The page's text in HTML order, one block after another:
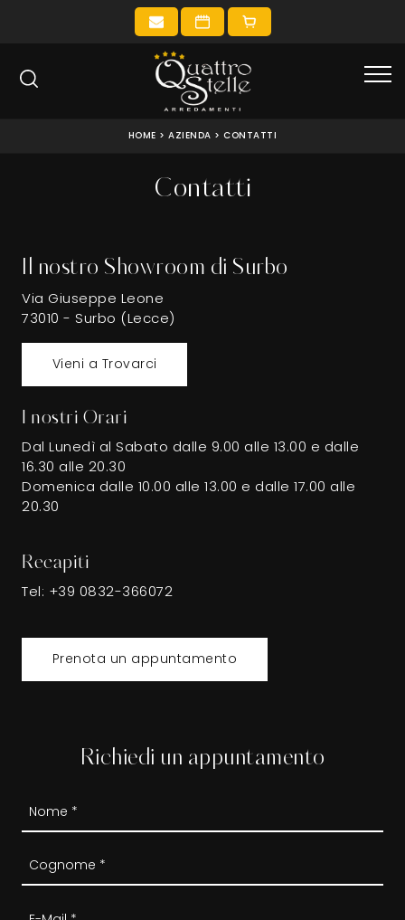
HOME >AZIENDA >CONTATTI
Contatti
Il nostro Showroom di Surbo
Via Giuseppe Leone
73010 - Surbo (Lecce)
Vieni a Trovarci
I nostri Orari
Dal Lunedì al Sabato dalle 9.00 alle 13.00 e dalle
16.30 alle 20.30
Domenica dalle 10.00 alle 13.00 e dalle 17.00 alle
20.30
Recapiti
Tel: +39 0832-366072
Prenota un appuntamento
Richiedi un appuntamento